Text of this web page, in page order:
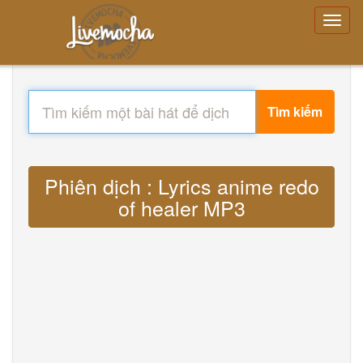
Tìm kiếm
Phiên dịch : Lyrics anime redo
of healer MP3